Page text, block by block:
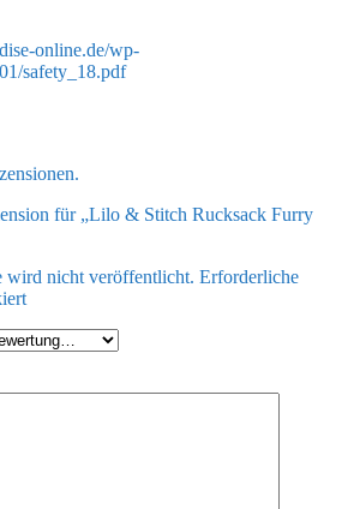
online.de/wp-
safety_18.pdf
für „Lilo & Stitch Rucksack Furry
wird nicht veröffentlicht. Erforderliche